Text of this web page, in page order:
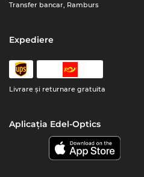
Transfer bancar, Ramburs
Expediere
Livrare şi returnare gratuita
Aplicația Edel-Optics